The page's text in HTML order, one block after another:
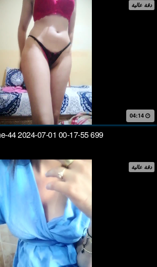
دقة عالية
04:14
44 2024-07-01 00-17-55 699
دقة عالية